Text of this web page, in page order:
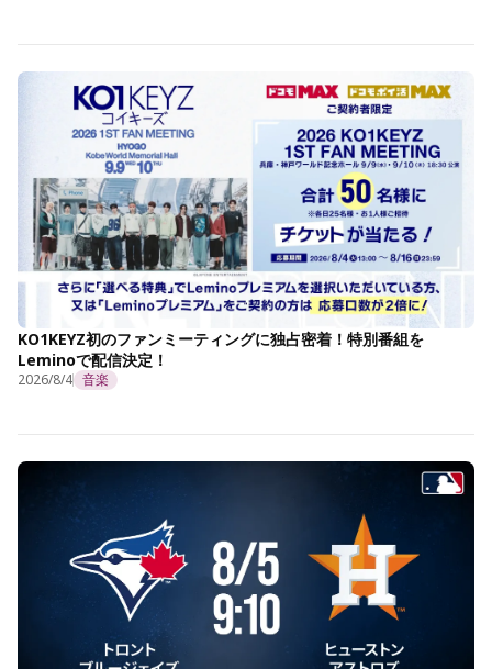
KO1KEYZ初のファンミーティングに独占密着！特別番組を
Leminoで配信決定！
2026/8/4 音楽